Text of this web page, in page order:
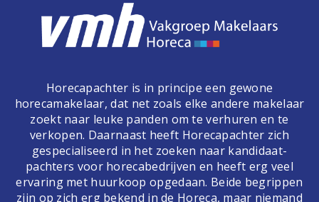
Horecapachter is in principe een gewone
horecamakelaar, dat net zoals elke andere makelaar
zoekt naar leuke panden om te verhuren en te
verkopen. Daarnaast heeft Horecapachter zich
gespecialiseerd in het zoeken naar kandidaat-
pachters voor horecabedrijven en heeft erg veel
ervaring met huurkoop opgedaan. Beide begrippen
zijn op zich erg bekend in de Horeca, maar niemand